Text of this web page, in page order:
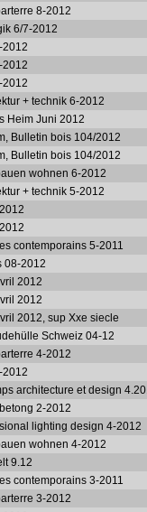
8-2012
6/7-2012
2012
2012
2012
+ technik 6-2012
Heim Juni 2012
Bulletin bois 104/2012
Bulletin bois 104/2012
wohnen 6-2012
+ technik 5-2012
contemporains 5-2011
08-2012
2012
2012
2012, sup Xxe siecle
Schweiz 04-12
4-2012
2012
architecture et design
2-2012
lighting design 4-2012
wohnen 4-2012
9.12
contemporains 3-2011
3-2012